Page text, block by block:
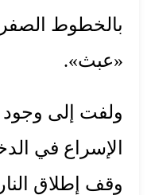
بالخطوط
«عبث».
ولفت إلى وجود
الإسراع في
وقف إطلاق